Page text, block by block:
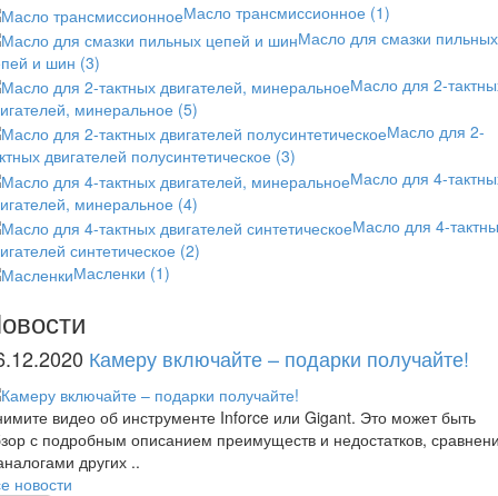
Масло трансмиссионное (1)
Масло для смазки пильных
и шин (3)
Масло для 2-
минеральное (5)
Масло для 2-
двигателей полусинтетическое (3)
Масло для 4-
минеральное (4)
Масло для 4-
синтетическое (2)
Масленки (1)
Камеру включайте – подарки получайте!
видео об инструменте Inforce или Gigant. Это может быть
с подробным описанием преимуществ и недостатков,
других ..
новости